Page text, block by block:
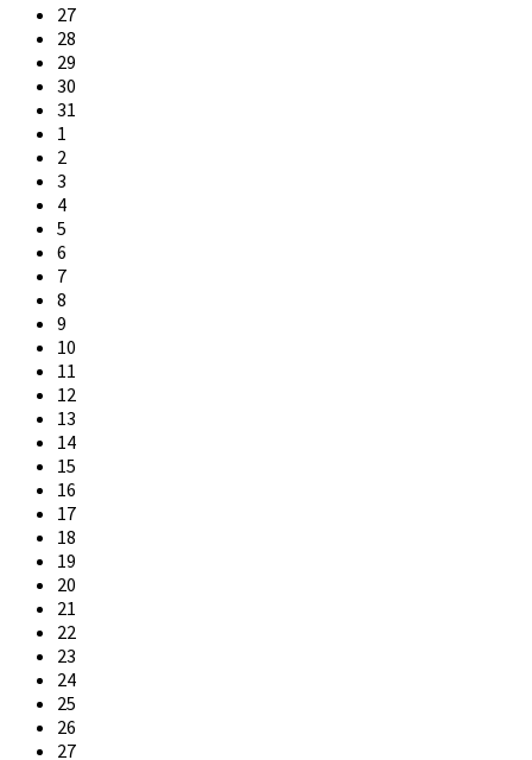
Skip
calendar
days
27
28
29
30
31
1
2
3
4
5
6
7
8
9
10
11
12
13
14
15
16
17
18
19
20
21
22
23
24
25
26
27